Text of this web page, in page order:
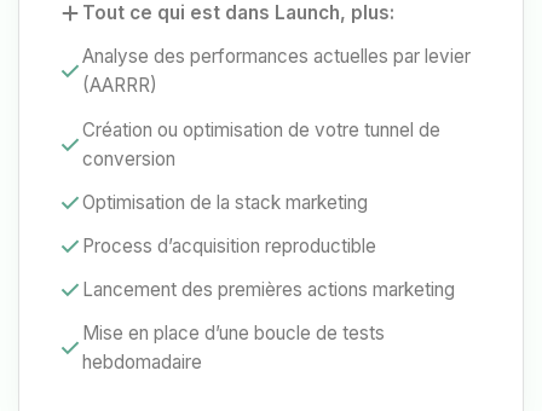
Tout ce qui est dans Launch, plus:
Analyse des performances actuelles par levier
(AARRR)
Création ou optimisation de votre tunnel de
conversion
Optimisation de la stack marketing
Process d’acquisition reproductible
Lancement des premières actions marketing
Mise en place d’une boucle de tests
hebdomadaire